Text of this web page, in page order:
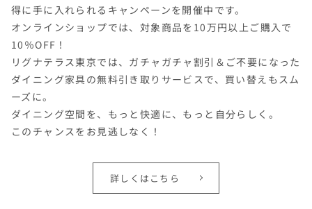
得に手に入れられるキャンペーンを開催中です。
オンラインショップでは、対象商品を10万円以上ご購入で
10％OFF！
リグナテラス東京では、ガチャガチャ割引＆ご不要になった
ダイニング家具の無料引き取りサービスで、買い替えもスム
ーズに。
ダイニング空間を、もっと快適に、もっと自分らしく。
このチャンスをお見逃しなく！
詳しくはこちら